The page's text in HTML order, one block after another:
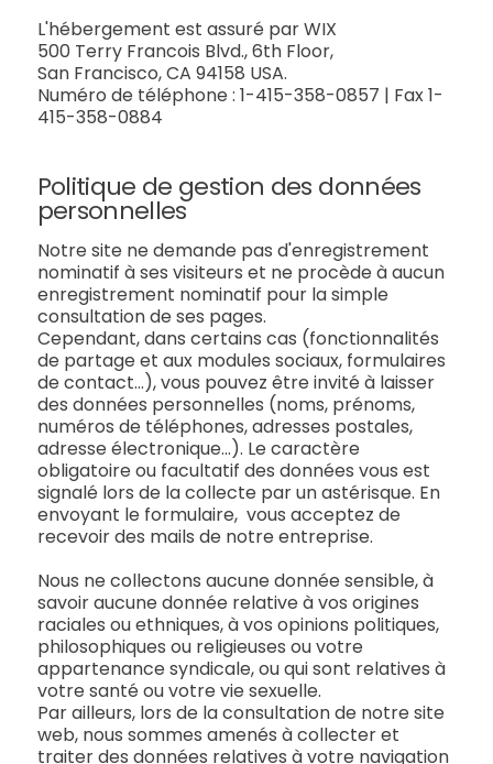
L'hébergement est assuré par WIX
500 Terry Francois Blvd., 6th Floor,
San Francisco, CA 94158 USA.
Numéro de téléphone : 1-415-358-0857 | Fax 1-
415-358-0884
Politique de gestion des données
personnelles
Notre site ne demande pas d'enregistrement
nominatif à ses visiteurs et ne procède à aucun
enregistrement nominatif pour la simple
consultation de ses pages.
Cependant, dans certains cas (fonctionnalités
de partage et aux modules sociaux, formulaires
de contact...), vous pouvez être invité à laisser
des données personnelles (noms, prénoms,
numéros de téléphones, adresses postales,
adresse électronique…). Le caractère
obligatoire ou facultatif des données vous est
signalé lors de la collecte par un astérisque. En
envoyant le formulaire, vous acceptez de
recevoir des mails de notre entreprise.
Nous ne collectons aucune donnée sensible, à
savoir aucune donnée relative à vos origines
raciales ou ethniques, à vos opinions politiques,
philosophiques ou religieuses ou votre
appartenance syndicale, ou qui sont relatives à
votre santé ou votre vie sexuelle.
Par ailleurs, lors de la consultation de notre site
web, nous sommes amenés à collecter et
traiter des données relatives à votre navigation